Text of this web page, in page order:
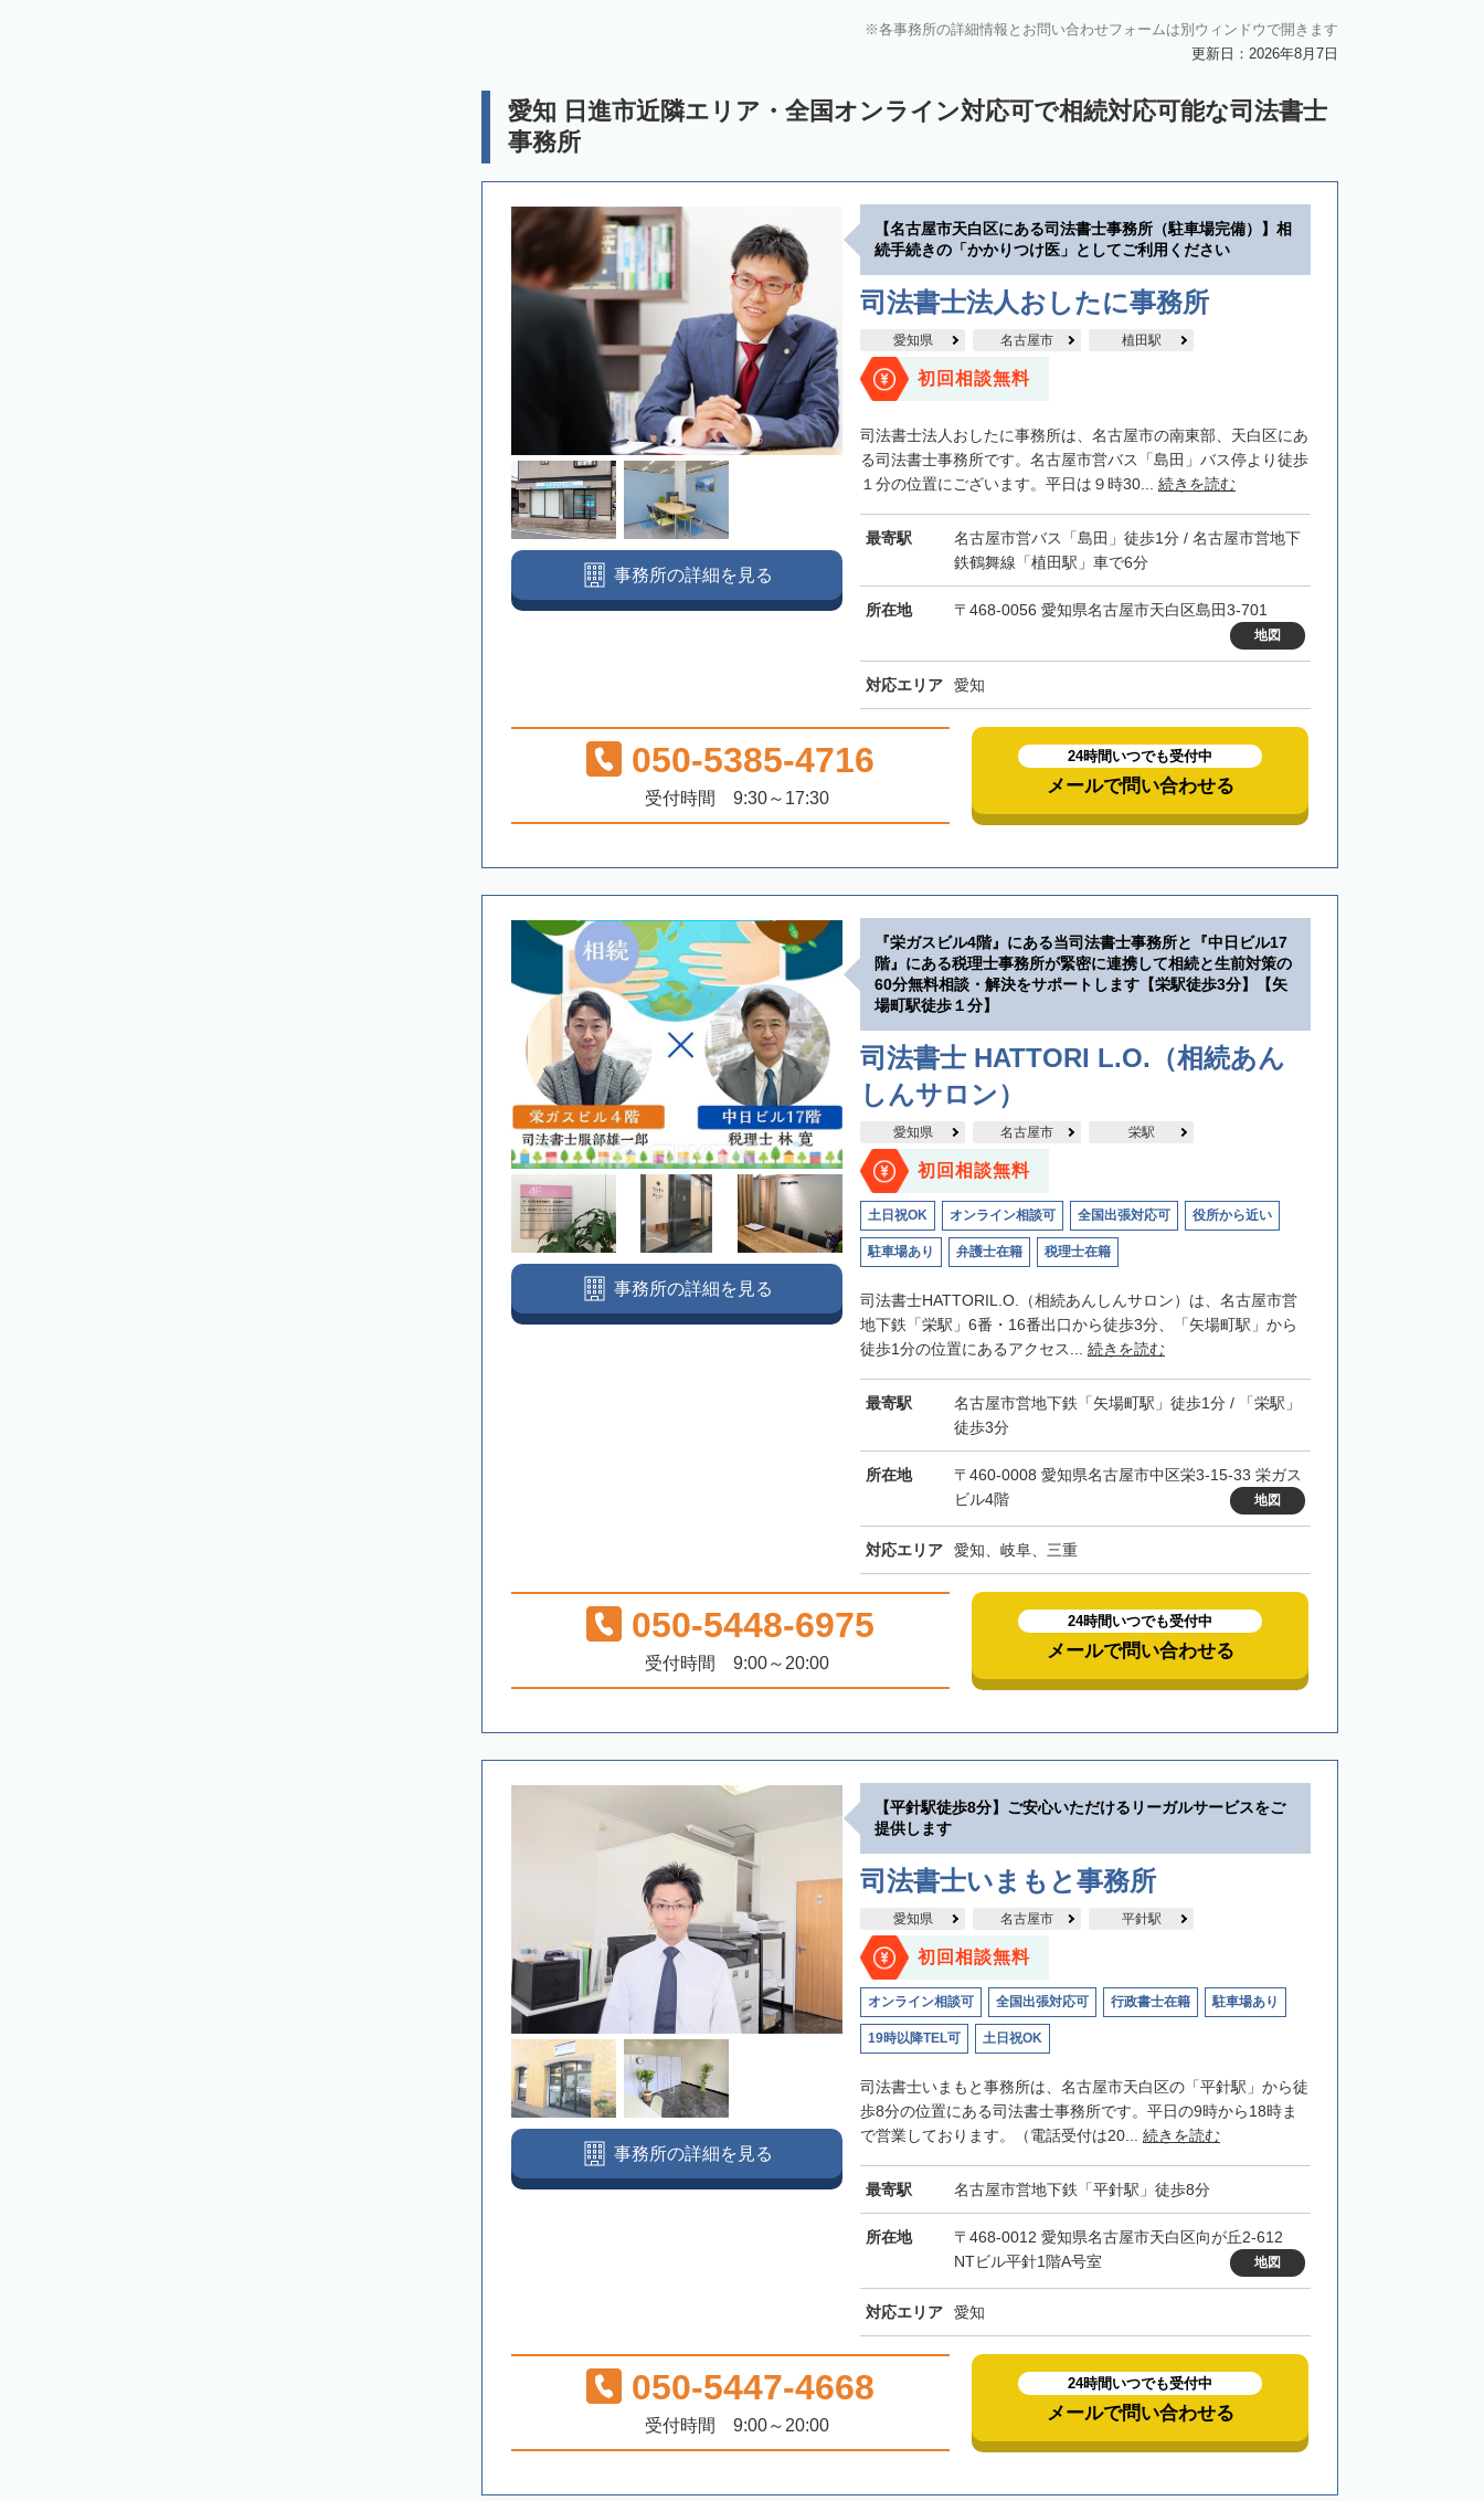
各事務所の詳細情報とお問い合わせフォームは別ウィンドウで開きます
更新日：2026年8月7日
愛知 日進市近隣エリア・全国オンライン対応可で相続対応可能な司法書士
事務所
【名古屋市天白区にある司法書士事務所（駐車場完備）】相
続手続きの「かかりつけ医」としてご利用ください
司法書士法人おしたに事務所
愛知県 名古屋市 植田駅
初回相談無料
司法書士法人おしたに事務所は、名古屋市の南東部、天白区にあ
る司法書士事務所です。名古屋市営バス「島田」バス停より徒歩
１分の位置にございます。平日は９時30... 続きを読む
最寄駅
名古屋市営バス「島田」徒歩1分 / 名古屋市営地下
鉄鶴舞線「植田駅」車で6分
所在地 〒468-0056 愛知県名古屋市天白区島田3-701
地図
対応エリア 愛知
事務所の詳細を見る
050-5385-4716
受付時間 9:30～17:30
24時間いつでも受付中
メールで問い合わせる
『栄ガスビル4階』にある当司法書士事務所と『中日ビル17
階』にある税理士事務所が緊密に連携して相続と生前対策の
60分無料相談・解決をサポートします【栄駅徒歩3分】【矢
場町駅徒歩１分】
司法書士 HATTORI L.O.（相続あん
しんサロン）
愛知県 名古屋市 栄駅
初回相談無料
土日祝OK オンライン相談可 全国出張対応可 役所から近い
駐車場あり 弁護士在籍 税理士在籍
司法書士HATTORIL.O.（相続あんしんサロン）は、名古屋市営
地下鉄「栄駅」6番・16番出口から徒歩3分、「矢場町駅」から
徒歩1分の位置にあるアクセス... 続きを読む
最寄駅
名古屋市営地下鉄「矢場町駅」徒歩1分 / 「栄駅」
徒歩3分
所在地
〒460-0008 愛知県名古屋市中区栄3-15-33 栄ガス
ビル4階
地図
対応エリア 愛知、岐阜、三重
事務所の詳細を見る
050-5448-6975
受付時間 9:00～20:00
24時間いつでも受付中
メールで問い合わせる
【平針駅徒歩8分】ご安心いただけるリーガルサービスをご
提供します
司法書士いまもと事務所
愛知県 名古屋市 平針駅
初回相談無料
オンライン相談可 全国出張対応可 行政書士在籍 駐車場あり
19時以降TEL可 土日祝OK
司法書士いまもと事務所は、名古屋市天白区の「平針駅」から徒
歩8分の位置にある司法書士事務所です。平日の9時から18時ま
で営業しております。（電話受付は20... 続きを読む
最寄駅 名古屋市営地下鉄「平針駅」徒歩8分
所在地
〒468-0012 愛知県名古屋市天白区向が丘2-612
NTビル平針1階A号室
地図
対応エリア 愛知
事務所の詳細を見る
050-5447-4668
受付時間 9:00～20:00
24時間いつでも受付中
メールで問い合わせる